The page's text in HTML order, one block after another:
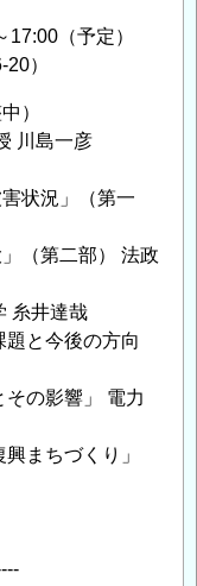
（予定）
）
）
川島一彦
状況」（第一
（第二部） 法政
糸井達哉
題と今後の方向
その影響」 電力
まちづくり」